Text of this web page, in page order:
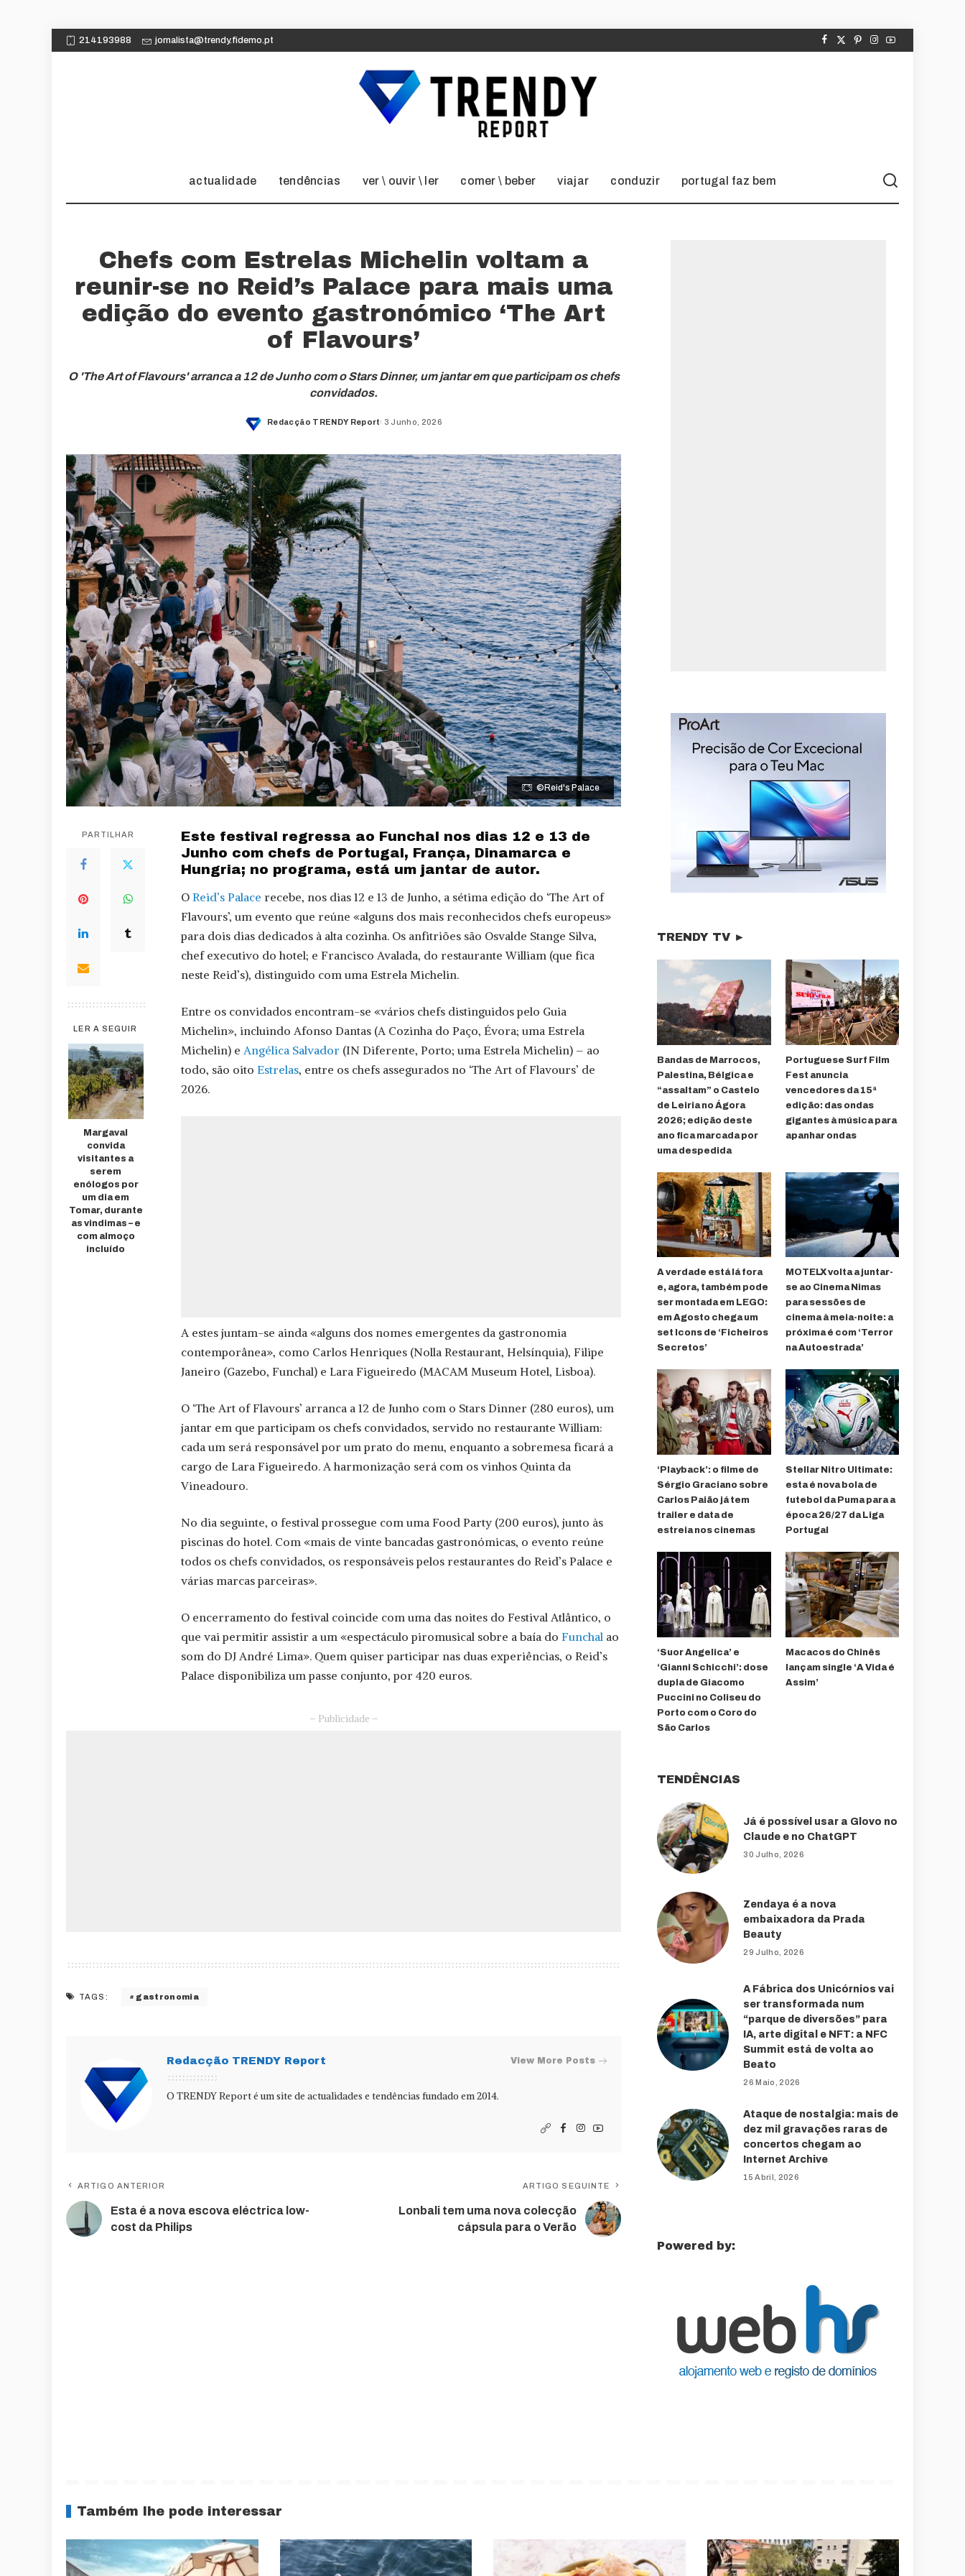
214193988 jornalista@trendy.fidemo.pt
actualidade tendências ver \ ouvir \ ler comer \ beber viajar conduzir portugal faz bem
Chefs com Estrelas Michelin voltam a
reunir-se no Reid’s Palace para mais uma
edição do evento gastronómico ‘The Art
of Flavours’
O 'The Art of Flavours' arranca a 12 de Junho com o Stars Dinner, um jantar em que participam os chefs
convidados.
Posted
Redacção TRENDY Report 3 Junho, 2026
©Reid's Palace
PARTILHAR
LER A SEGUIR
Margaval
convida
visitantes a
serem
enólogos por
um dia em
Tomar, durante
as vindimas – e
com almoço
incluído
Este festival regressa ao Funchal nos dias 12 e 13 de
Junho com chefs de Portugal, França, Dinamarca e
Hungria; no programa, está um jantar de autor.
O Reid’s Palace recebe, nos dias 12 e 13 de Junho, a sétima edição do ‘The Art of
Flavours’, um evento que reúne «alguns dos mais reconhecidos chefs europeus»
para dois dias dedicados à alta cozinha. Os anfitriões são Osvalde Stange Silva,
chef executivo do hotel; e Francisco Avalada, do restaurante William (que fica
neste Reid’s), distinguido com uma Estrela Michelin.
Entre os convidados encontram-se «vários chefs distinguidos pelo Guia
Michelin», incluindo Afonso Dantas (A Cozinha do Paço, Évora; uma Estrela
Michelin) e Angélica Salvador (IN Diferente, Porto; uma Estrela Michelin) – ao
todo, são oito Estrelas, entre os chefs assegurados no ‘The Art of Flavours’ de
2026.
A estes juntam-se ainda «alguns dos nomes emergentes da gastronomia
contemporânea», como Carlos Henriques (Nolla Restaurant, Helsínquia), Filipe
Janeiro (Gazebo, Funchal) e Lara Figueiredo (MACAM Museum Hotel, Lisboa).
O ‘The Art of Flavours’ arranca a 12 de Junho com o Stars Dinner (280 euros), um
jantar em que participam os chefs convidados, servido no restaurante William:
cada um será responsável por um prato do menu, enquanto a sobremesa ficará a
cargo de Lara Figueiredo. A harmonização será com os vinhos Quinta da
Vineadouro.
No dia seguinte, o festival prossegue com uma Food Party (200 euros), junto às
piscinas do hotel. Com «mais de vinte bancadas gastronómicas, o evento reúne
todos os chefs convidados, os responsáveis pelos restaurantes do Reid’s Palace e
várias marcas parceiras».
O encerramento do festival coincide com uma das noites do Festival Atlântico, o
que vai permitir assistir a um «espectáculo piromusical sobre a baía do Funchal ao
som do DJ André Lima». Quem quiser participar nas duas experiências, o Reid’s
Palace disponibiliza um passe conjunto, por 420 euros.
– Publicidade –
TAGS: gastronomia
Redacção TRENDY Report View More Posts
O TRENDY Report é um site de actualidades e tendências fundado em 2014.
ARTIGO ANTERIOR
Esta é a nova escova eléctrica low-
cost da Philips
ARTIGO SEGUINTE
Lonbali tem uma nova colecção
cápsula para o Verão
TRENDY TV ►
Bandas de Marrocos,
Palestina, Bélgica e
“assaltam” o Castelo
de Leiria no Ágora
2026; edição deste
ano fica marcada por
uma despedida
Portuguese Surf Film
Fest anuncia
vencedores da 15ª
edição: das ondas
gigantes à música para
apanhar ondas
A verdade está lá fora
e, agora, também pode
ser montada em LEGO:
em Agosto chega um
set Icons de ‘Ficheiros
Secretos’
MOTELX volta a juntar-
se ao Cinema Nimas
para sessões de
cinema à meia-noite: a
próxima é com ‘Terror
na Autoestrada’
‘Playback’: o filme de
Sérgio Graciano sobre
Carlos Paião já tem
trailer e data de
estreia nos cinemas
Stellar Nitro Ultimate:
esta é nova bola de
futebol da Puma para a
época 26/27 da Liga
Portugal
‘Suor Angelica’ e
‘Gianni Schicchi’: dose
dupla de Giacomo
Puccini no Coliseu do
Porto com o Coro do
São Carlos
Macacos do Chinês
lançam single ‘A Vida é
Assim’
TENDÊNCIAS
Já é possível usar a Glovo no
Claude e no ChatGPT
30 Julho, 2026
Zendaya é a nova
embaixadora da Prada
Beauty
29 Julho, 2026
A Fábrica dos Unicórnios vai
ser transformada num
“parque de diversões” para
IA, arte digital e NFT: a NFC
Summit está de volta ao
Beato
26 Maio, 2026
Ataque de nostalgia: mais de
dez mil gravações raras de
concertos chegam ao
Internet Archive
15 Abril, 2026
Powered by:
Também lhe pode interessar